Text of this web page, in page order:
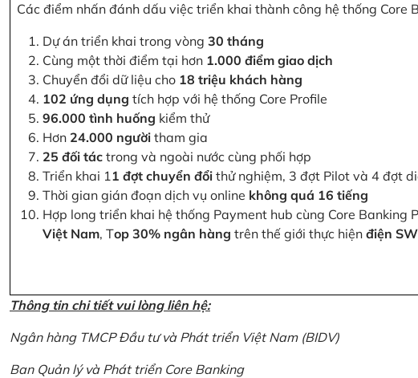
Các điểm nhấn đánh dấu việc triển khai thành công hệ thống Core
Dự án triển khai trong vòng 30 tháng
Cùng một thời điểm tại hơn 1.000 điểm giao dịch
Chuyển đổi dữ liệu cho 18 triệu khách hàng
102 ứng dụng tích hợp với hệ thống Core Profile
96.000 tình huống kiểm thử
Hơn 24.000 người tham gia
25 đối tác trong và ngoài nước cùng phối hợp
Triển khai 11 đợt chuyển đổi thử nghiệm, 3 đợt Pilot và 4 đợt
Thời gian gián đoạn dịch vụ online không quá 16 tiếng
Hợp long triển khai hệ thống Payment hub cùng Core Banking
Việt Nam, Top 30% ngân hàng trên thế giới thực hiện điện
Thông tin chi tiết vui lòng liên hệ:
Ngân hàng TMCP Đầu tư và Phát triển Việt Nam (BIDV)
Ban Quản lý và Phát triển Core Banking